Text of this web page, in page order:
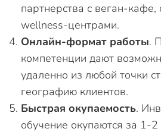
партнерства с веган-кафе,
wellness-центрами.
Онлайн-формат работы.
компетенции дают
удаленно из любой точки
географию клиентов.
Быстрая окупаемость.
обучение окупаются за 1-